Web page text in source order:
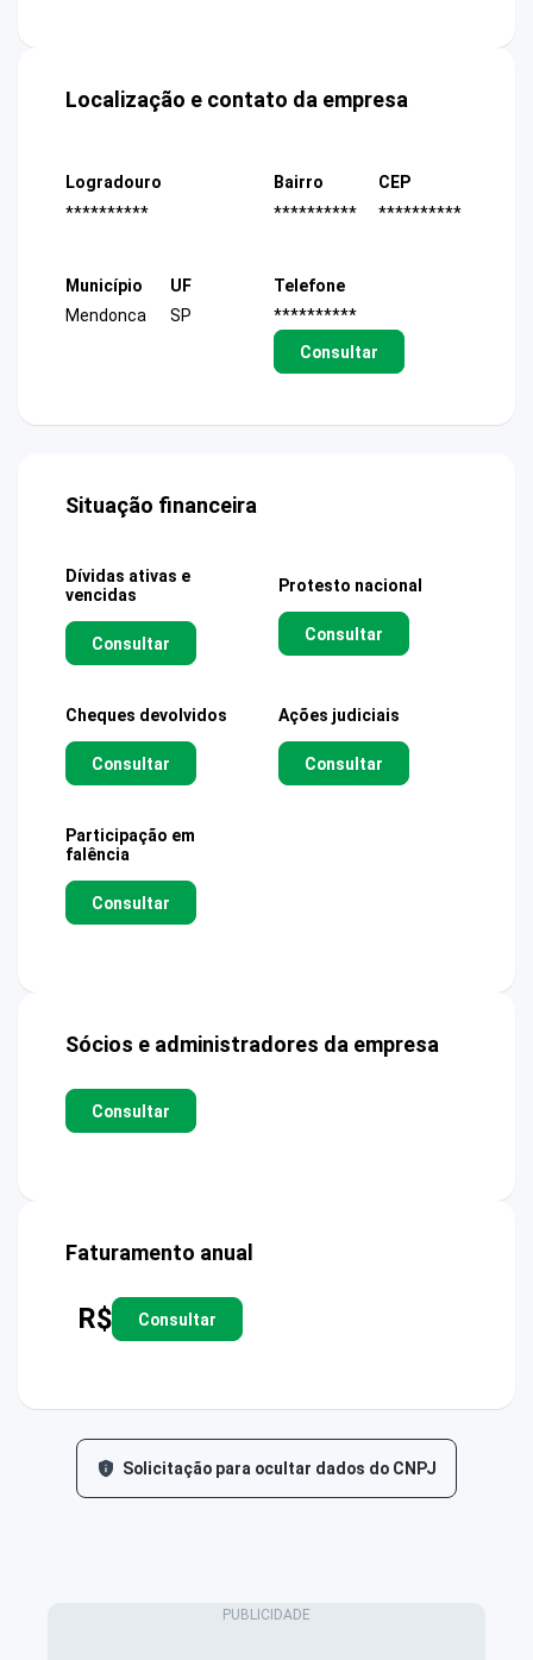
Localização e contato da empresa
Logradouro
**********
Bairro
**********
CEP
**********
Município
Mendonca
UF
SP
Telefone
**********
Consultar
Situação financeira
Dívidas ativas e
vencidas
Consultar
Protesto nacional
Consultar
Cheques devolvidos
Consultar
Ações judiciais
Consultar
Participação em
falência
Consultar
Sócios e administradores da empresa
Consultar
Faturamento anual
R$ Consultar
Solicitação para ocultar dados do CNPJ